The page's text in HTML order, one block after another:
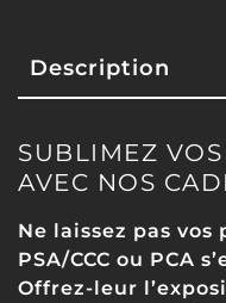
Description
SUBLIMEZ VOS
AVEC NOS
Ne laissez pas
PSA/CCC ou PCA
Offrez-leur